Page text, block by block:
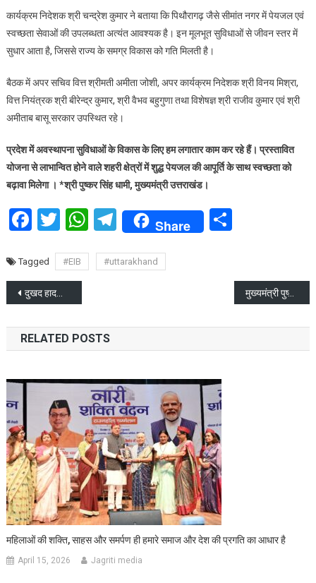
कार्यक्रम निदेशक श्री चन्द्रेश कुमार ने बताया कि पिथौरागढ़ जैसे सीमांत नगर में पेयजल एवं
स्वच्छता सेवाओं की उपलब्धता अत्यंत आवश्यक है। इन मूलभूत सुविधाओं से जीवन स्तर में
सुधार आता है, जिससे राज्य के समग्र विकास को गति मिलती है।
बैठक में अपर सचिव वित्त श्रीमती अमीता जोशी, अपर कार्यक्रम निदेशक श्री विनय मिश्रा,
वित्त नियंत्रक श्री बीरेन्द्र कुमार, श्री वैभव बहुगुणा तथा विशेषज्ञ श्री राजीव कुमार एवं श्री
अमीताब बासू सरकार उपस्थित रहे।
प्रदेश में अवस्थापना सुविधाओं के विकास के लिए हम लगातार काम कर रहे हैं। प्रस्तावित
योजना से लाभान्वित होने वाले शहरी क्षेत्रों में शुद्ध पेयजल की आपूर्ति के साथ स्वच्छता को
बढ़ावा मिलेगा । *श्री पुष्कर सिंह धामी, मुख्यमंत्री उत्तराखंड।
Facebook
TwitterWhatsApp
Telegram
Share
Tagged #EIB #uttarakhand
Post
navigation
दुखद हादसा: गंगोत्री धाम जा रहे श्रद्धालुओं का हेलीकॉप्टर क्रैश, 6 की मौत मुख्यमंत्री पुष्कर सिंह धामी ने आतंकवाद के खिलाफ भारत की सख़्त कार्रवाई के मद्देनज़र उच्च अधिकारियों के साथ बैठक की
RELATED POSTS
महिलाओं की शक्ति, साहस और समर्पण ही हमारे समाज और देश की प्रगति का आधार है
April 15, 2026 Jagriti media